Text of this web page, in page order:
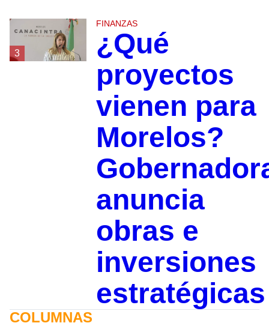
3
FINANZAS
¿Qué
proyectos
vienen para
Morelos?
anuncia
obras e
inversiones
estratégicas
COLUMNAS